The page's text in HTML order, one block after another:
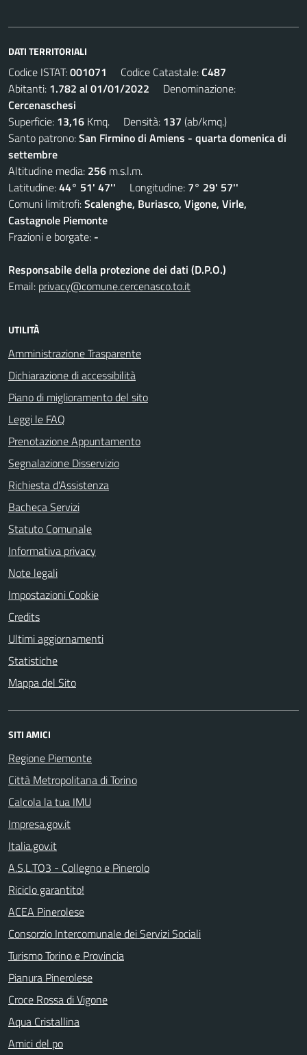
DATI TERRITORIALI
Codice ISTAT:001071 Codice Catastale:C487
Abitanti: 1.782 al 01/01/2022 Denominazione:
Cercenaschesi
Superficie: 13,16 Kmq. Densità: 137 (ab/kmq.)
Santo patrono:San Firmino di Amiens - quarta domenica di
settembre
Altitudine media: 256 m.s.l.m.
Latitudine:44° 51' 47'' Longitudine: 7° 29' 57''
Comuni limitrofi:Scalenghe, Buriasco, Vigone, Virle,
Castagnole Piemonte
Frazioni e borgate: -
Responsabile della protezione dei dati (D.P.O.)
Email: privacy@comune.cercenasco.to.it
UTILITÀ
Amministrazione Trasparente
Dichiarazione di accessibilità
Piano di miglioramento del sito
Leggi le FAQ
Prenotazione Appuntamento
Segnalazione Disservizio
Richiesta d'Assistenza
Bacheca Servizi
Statuto Comunale
Informativa privacy
Note legali
Impostazioni Cookie
Credits
Ultimi aggiornamenti
Statistiche
Mappa del Sito
SITI AMICI
Regione Piemonte
Città Metropolitana di Torino
Calcola la tua IMU
Impresa.gov.it
Italia.gov.it
A.S.L.TO3 - Collegno e Pinerolo
Riciclo garantito!
ACEA Pinerolese
Consorzio Intercomunale dei Servizi Sociali
Turismo Torino e Provincia
Pianura Pinerolese
Croce Rossa di Vigone
Aqua Cristallina
Amici del po